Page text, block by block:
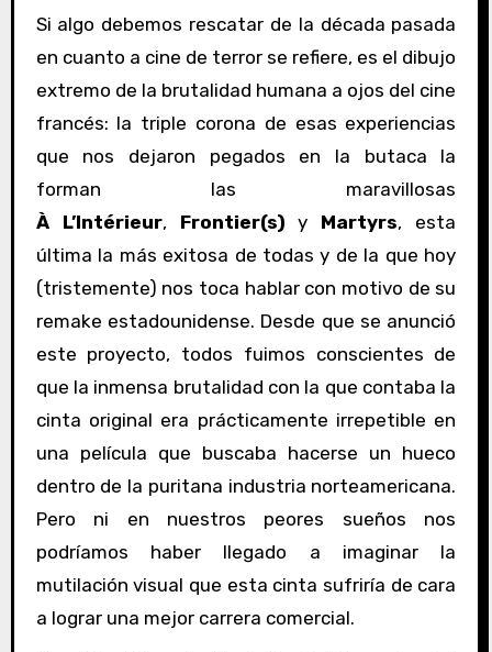
Si algo debemos rescatar de la década pasada
en cuanto a cine de terror se refiere, es el dibujo
extremo de la brutalidad humana a ojos del cine
francés: la triple corona de esas experiencias
que nos dejaron pegados en la butaca la
forman las maravillosas
À L’Intérieur, Frontier(s) y Martyrs, esta
última la más exitosa de todas y de la que hoy
(tristemente) nos toca hablar con motivo de su
remake estadounidense. Desde que se anunció
este proyecto, todos fuimos conscientes de
que la inmensa brutalidad con la que contaba la
cinta original era prácticamente irrepetible en
una película que buscaba hacerse un hueco
dentro de la puritana industria norteamericana.
Pero ni en nuestros peores sueños nos
podríamos haber llegado a imaginar la
mutilación visual que esta cinta sufriría de cara
a lograr una mejor carrera comercial.